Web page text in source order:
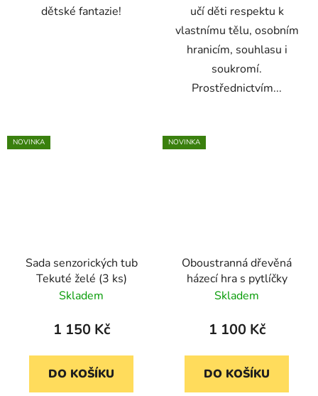
dětské fantazie!
učí děti respektu k
vlastnímu tělu, osobním
hranicím, souhlasu i
soukromí.
Prostřednictvím...
NOVINKA
Sada senzorických tub
Tekuté želé (3 ks)
Skladem
1 150 Kč
DO KOŠÍKU
NOVINKA
Oboustranná dřevěná
házecí hra s pytlíčky
Skladem
1 100 Kč
DO KOŠÍKU